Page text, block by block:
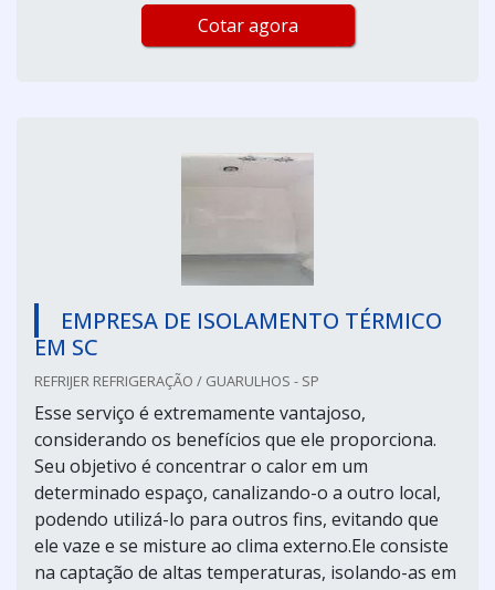
Cotar agora
EMPRESA DE ISOLAMENTO TÉRMICO
EM SC
REFRIJER REFRIGERAÇÃO / GUARULHOS - SP
Esse serviço é extremamente vantajoso,
considerando os benefícios que ele proporciona.
Seu objetivo é concentrar o calor em um
determinado espaço, canalizando-o a outro local,
podendo utilizá-lo para outros fins, evitando que
ele vaze e se misture ao clima externo.Ele consiste
na captação de altas temperaturas, isolando-as em